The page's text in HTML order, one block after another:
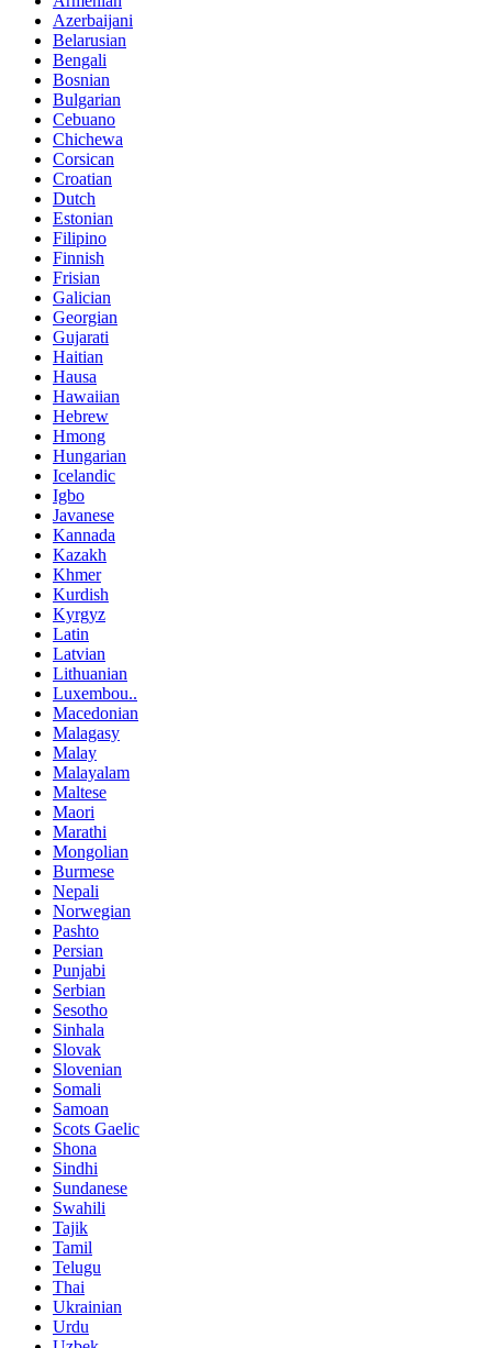
Azerbaijani
Belarusian
Bengali
Bosnian
Bulgarian
Cebuano
Chichewa
Corsican
Croatian
Dutch
Estonian
Filipino
Finnish
Frisian
Galician
Georgian
Gujarati
Haitian
Hausa
Hawaiian
Hebrew
Hmong
Hungarian
Icelandic
Igbo
Javanese
Kannada
Kazakh
Khmer
Kurdish
Kyrgyz
Latin
Latvian
Lithuanian
Luxembou..
Macedonian
Malagasy
Malay
Malayalam
Maltese
Maori
Marathi
Mongolian
Burmese
Nepali
Norwegian
Pashto
Persian
Punjabi
Serbian
Sesotho
Sinhala
Slovak
Slovenian
Somali
Samoan
Scots Gaelic
Shona
Sindhi
Sundanese
Swahili
Tajik
Tamil
Telugu
Thai
Ukrainian
Urdu